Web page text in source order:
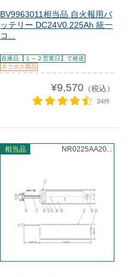
BV9963011相当品 自火報用バ
ッテリー DC24V0.225Ah 統一
コ...
在庫品【１～２営業日】で発送
ネコポス商品
¥9,570（税込）
34件
相当品 NR0225AA20...